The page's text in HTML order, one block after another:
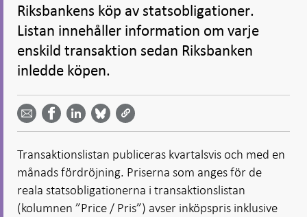
Riksbankens köp av statsobligationer.
Listan innehåller information om varje
enskild transaktion sedan Riksbanken
inledde köpen.
Dela
email -
Öppnas
i ny flik
Dela på
Facebook
- Öppnas
Dela på
LinkedIn
-
Öppnas
i ny flik
på
Bluesky
-
i ny flik
på
Twitter
-
i ny flik
Transaktionslistan publiceras kvartalsvis och med en
månads fördröjning. Priserna som anges för de
reala statsobligationerna i transaktionslistan
(kolumnen ”Price / Pris”) avser inköpspris inklusive